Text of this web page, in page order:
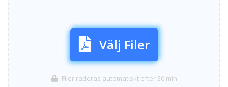
Välj Filer
Filer raderas automatiskt efter 30 min